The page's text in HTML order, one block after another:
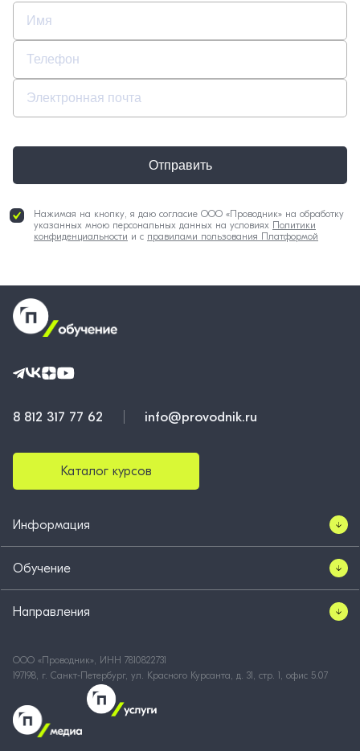
Нажимая на кнопку, я даю согласие ООО «Проводник» на обработку
указанных мною персональных данных на условиях Политики
конфиденциальности и с правилами пользования Платформой
Отправить
8 812 317 77 62 info@provodnik.ru
Каталог курсов
Информация
Обучение
Направления
ООО «Проводник», ИНН 7810822731
197198, г. Санкт-Петербург, ул. Красного Курсанта, д. 31, стр. 1, офис 5.07